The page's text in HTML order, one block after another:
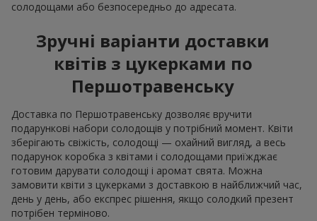
солодощами або безпосередньо до адресата.
Зручні варіанти доставки
квітів з цукерками по
Першотравенську
Доставка по Першотравенську дозволяє вручити
подарункові набори солодощів у потрібний момент. Квіти
зберігають свіжість, солодощі — охайний вигляд, а весь
подарунок коробка з квітами і солодощами приїжджає
готовим дарувати солодощі і аромат свята. Можна
замовити квіти з цукерками з доставкою в найближчий час,
день у день, або експрес рішення, якщо солодкий презент
потрібен терміново.